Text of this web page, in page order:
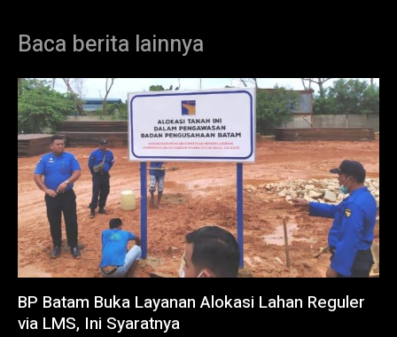
Baca berita lainnya
BP Batam Buka Layanan Alokasi Lahan Reguler
via LMS, Ini Syaratnya